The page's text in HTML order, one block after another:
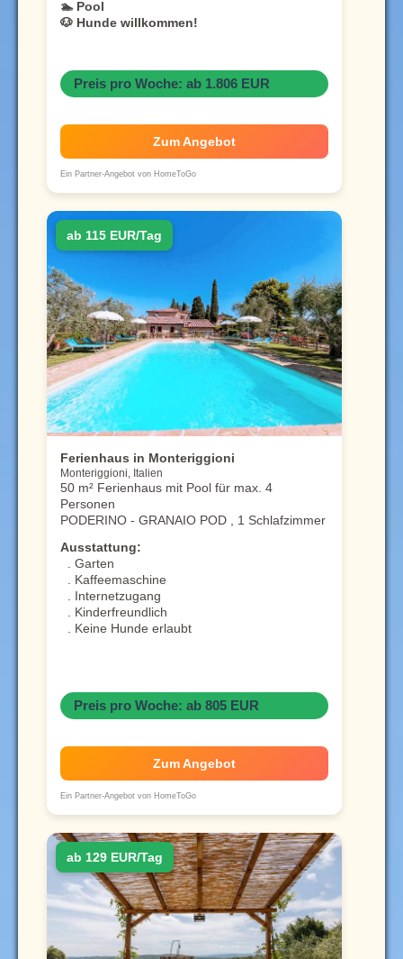
🏊 Pool
🐶 Hunde willkommen!
Preis pro Woche: ab 1.806 EUR
Zum Angebot
Ein Partner-Angebot von HomeToGo
ab 115 EUR/Tag
Ferienhaus in Monteriggioni
Monteriggioni, Italien
50 m² Ferienhaus mit Pool für max. 4
Personen
PODERINO - GRANAIO POD , 1 Schlafzimmer
Ausstattung:
. Garten
. Kaffeemaschine
. Internetzugang
. Kinderfreundlich
. Keine Hunde erlaubt
Preis pro Woche: ab 805 EUR
Zum Angebot
Ein Partner-Angebot von HomeToGo
ab 129 EUR/Tag